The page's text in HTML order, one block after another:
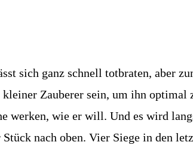
sich ganz schnell totbraten, aber
Zauberer sein, um ihn optimal
werken, wie er will. Und es wird
nach oben. Vier Siege in den